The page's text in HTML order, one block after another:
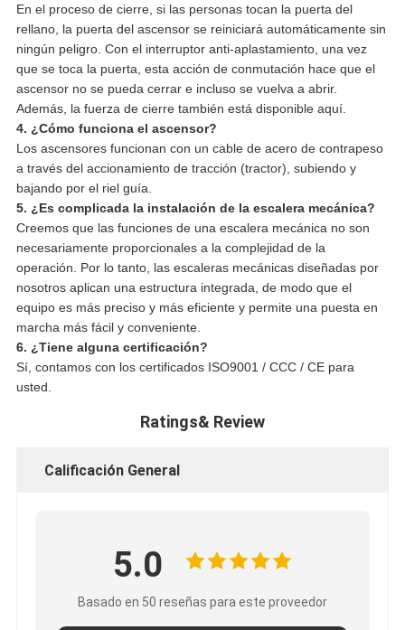
En el proceso de cierre, si las personas tocan la puerta del
rellano, la puerta del ascensor se reiniciará automáticamente sin
ningún peligro. Con el interruptor anti-aplastamiento, una vez
que se toca la puerta, esta acción de conmutación hace que el
ascensor no se pueda cerrar e incluso se vuelva a abrir.
Además, la fuerza de cierre también está disponible aquí.
4. ¿Cómo funciona el ascensor?
Los ascensores funcionan con un cable de acero de contrapeso
a través del accionamiento de tracción (tractor), subiendo y
bajando por el riel guía.
5. ¿Es complicada la instalación de la escalera mecánica?
Creemos que las funciones de una escalera mecánica no son
necesariamente proporcionales a la complejidad de la
operación. Por lo tanto, las escaleras mecánicas diseñadas por
nosotros aplican una estructura integrada, de modo que el
equipo es más preciso y más eficiente y permite una puesta en
marcha más fácil y conveniente.
6. ¿Tiene alguna certificación?
Sí, contamos con los certificados ISO9001 / CCC / CE para
usted.
Ratings& Review
Calificación General
5.0
Basado en 50 reseñas para este proveedor